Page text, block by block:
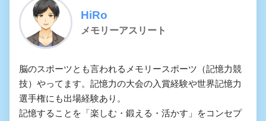
HiRo
メモリーアスリート
脳のスポーツとも言われるメモリースポーツ（記憶力競
技）やってます。記憶力の大会の入賞経験や世界記憶力
選手権にも出場経験あり。
記憶することを「楽しむ・鍛える・活かす」をコンセプ